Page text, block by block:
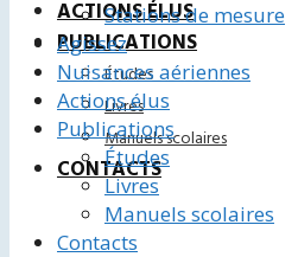
ACTIONS ÉLUS
PUBLICATIONS
Études
Livres
Manuels scolaires
CONTACTS
Stations de mesure
Agissez
Nuisances aériennes
Actions élus
Publications
Études
Livres
Manuels scolaires
Contacts